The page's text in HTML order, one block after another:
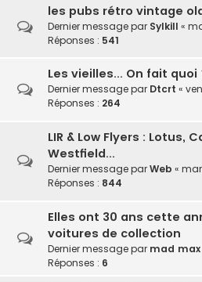
les pubs rétro vintage
Dernier message par Sylkill «
Réponses : 541
Les vieilles... On fait quoi
Dernier message par Dtcrt «
Réponses : 264
LIR & Low Flyers : Lotus,
Westfield...
Dernier message parWeb «
Réponses : 844
Elles ont 30 ans cette
voitures de collection
Dernier message par mad max
Réponses : 6